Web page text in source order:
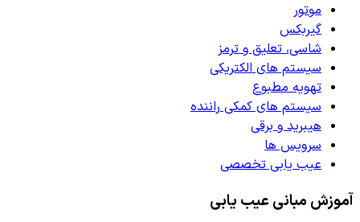
موتور
گیربکس
شاسی، تعلیق و ترمز
سیستم های الکتریکی
تهویه مطبوع
سیستم های کمکی راننده
هیبرید و برقی
سرویس ها
عیب یابی تخصصی
آموزش مبانی عیب یابی